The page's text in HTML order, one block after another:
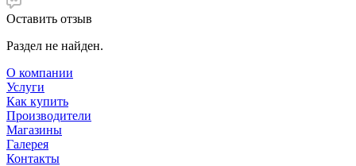
Оставить отзыв
Раздел не найден.
О компании
Услуги
Как купить
Производители
Магазины
Галерея
Контакты